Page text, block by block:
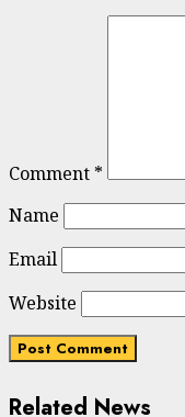
Comment *
Name
Email
Website
Related News